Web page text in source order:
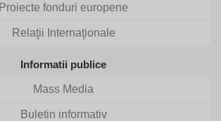
Proiecte fonduri europene
Relaţii Internaţionale
Informatii publice
Mass Media
Buletin informativ